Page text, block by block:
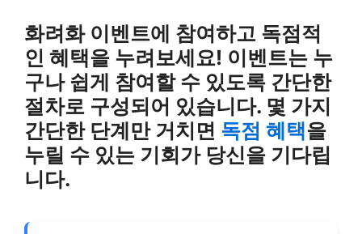
화려화 이벤트에 참여하고 독점적
인 혜택을 누려보세요! 이벤트는 누
구나 쉽게 참여할 수 있도록 간단한
절차로 구성되어 있습니다. 몇 가지
간단한 단계만 거치면 독점 혜택을
누릴 수 있는 기회가 당신을 기다립
니다.